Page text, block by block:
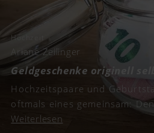
Hochzeit
Ariane Zeilinger
Geldgeschenke originell
Hochzeitspaare und
oftmals eines gemeinsam:
Geldgeschenken. Wir haben
Weiterlesen